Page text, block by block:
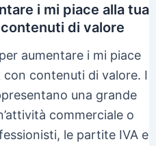
i mi piace alla tua
di valore
aumentare i mi piace
con contenuti di valore. I
una grande
commerciale o
le partite IVA e